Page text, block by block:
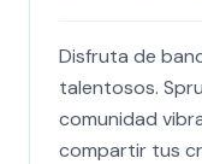
Disfruta de
talentosos.
comunidad
compartir tus